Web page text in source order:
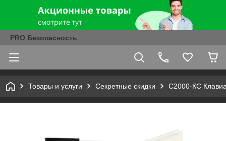
PRO Безопасность
Товары и услуги Секретные скидки С2000-КС